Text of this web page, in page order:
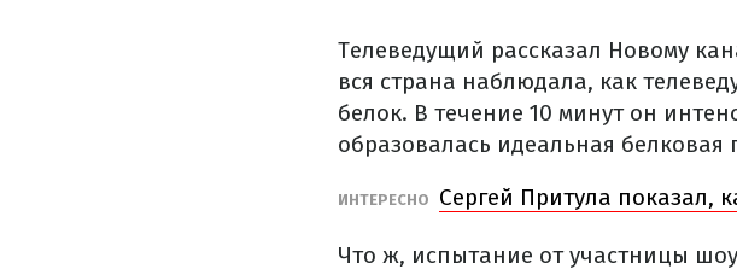
Телеведущий рассказал Новому
вся страна наблюдала, как
белок. В течение 10 минут он
образовалась идеальная белковая
ИНТЕРЕСНО Сергей Притула показал,
Что ж, испытание от участницы